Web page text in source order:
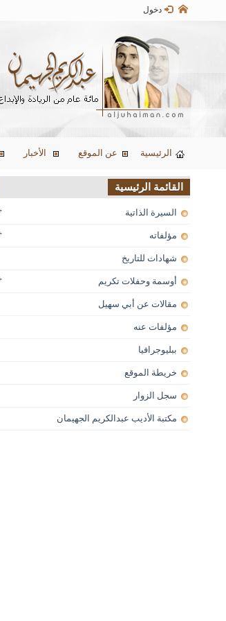
دخول
الرئيسية عن الموقع الأخبار
القائمة الرئيسية
السيرة الذاتية
مؤلفاته
شهادات للتاريخ
أوسمة وحفلات تكريم
مقالات عن أبي سهيل
مؤلفات عنه
ببليوجرافيا
خريطة الموقع
سجل الزوار
مكتبة الأديب عبدالكريم الجهيمان